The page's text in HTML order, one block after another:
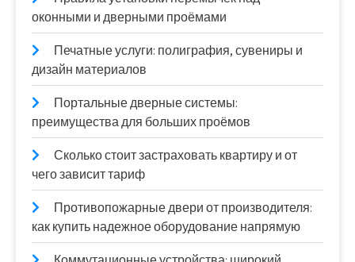
оконными и дверными проёмами
Печатные услуги: полиграфия, сувениры и
дизайн материалов
Портальные дверные системы:
преимущества для больших проёмов
Сколько стоит застраховать квартиру и от
чего зависит тариф
Противопожарные двери от производителя:
как купить надежное оборудование напрямую